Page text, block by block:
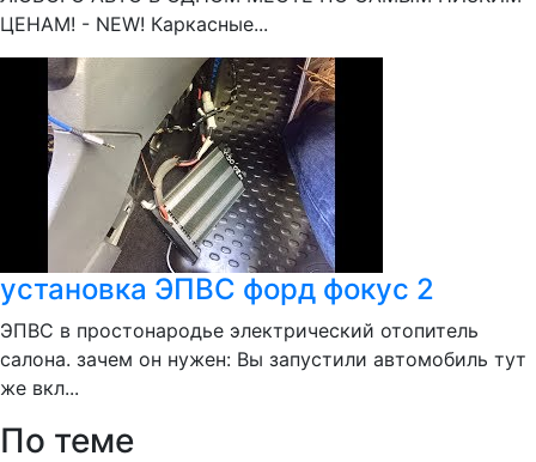
ЦЕНАМ! - NEW! Каркасные...
установка ЭПВС форд фокус 2
ЭПВС в простонародье электрический отопитель
салона. зачем он нужен: Вы запустили автомобиль тут
же вкл...
По теме